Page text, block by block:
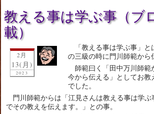
教える事は学ぶ事（ブ
載）
2月
13(月)
2023
「教える事は学ぶ事」
の三級の時に門川師範から
師範曰く「田中万川師範
今から伝える」としてお教
でした。
門川師範からは「江見さんは教える事は学
でその教えを伝えます。」との事。